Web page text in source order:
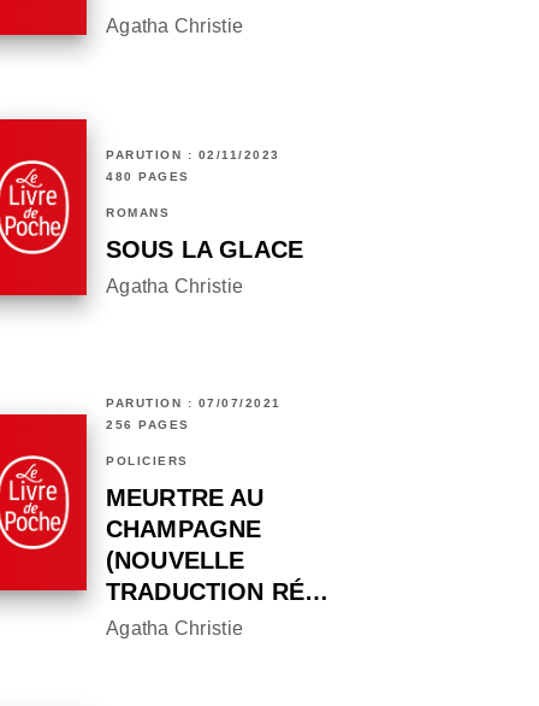
Agatha Christie
PARUTION : 02/11/2023
480 PAGES
ROMANS
SOUS LA GLACE
Agatha Christie
PARUTION : 07/07/2021
256 PAGES
POLICIERS
MEURTRE AU
CHAMPAGNE
(NOUVELLE
TRADUCTION RÉ…
Agatha Christie